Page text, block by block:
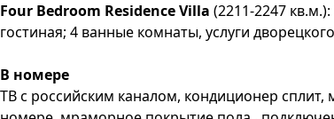
Four Bedroom Residence Villa (2211-2247
гостиная; 4 ванные комнаты, услуги
В номере
ТВ с российским каналом, кондиционер